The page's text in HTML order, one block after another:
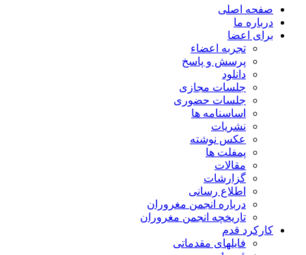
صفحه اصلی
درباره ما
برای اعضا
تجربه اعضاء
پرسش و پاسخ
دانلود
جلسات مجازی
جلسات حضوری
اساسنامه ها
نشریات
عکس نوشته
پمفلت ها
مقالات
گزارشات
اطلاع رسانی
درباره انجمن مغروران
تاریخچه انجمن مغروران
کارکرد قدم
فایلهای مقدماتی